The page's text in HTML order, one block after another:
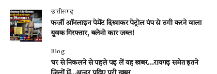
छत्तीसगढ़
फर्जी ऑनलाइन पेमेंट दिखाकर पेट्रोल पंप से ठगी करने वाला
युवक गिरफ्तार, बलेनो कार जब्त!
Blog
घर से निकलने से पहले पढ़ लें यह खबर…रायगढ़ समेत इतने